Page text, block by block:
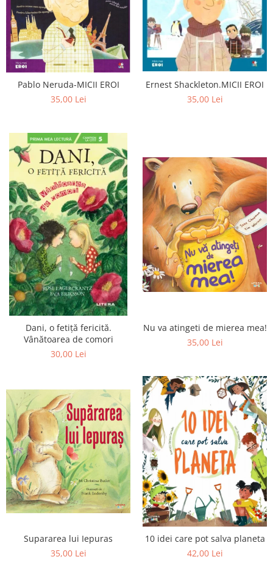
Pablo Neruda-MICII EROI
35,00 Lei
Ernest Shackleton.MICII EROI
35,00 Lei
Dani, o fetiță fericită.
Vânătoarea de comori
30,00 Lei
Nu va atingeti de mierea mea!
35,00 Lei
Supararea lui Iepuras
35,00 Lei
10 idei care pot salva planeta
42,00 Lei